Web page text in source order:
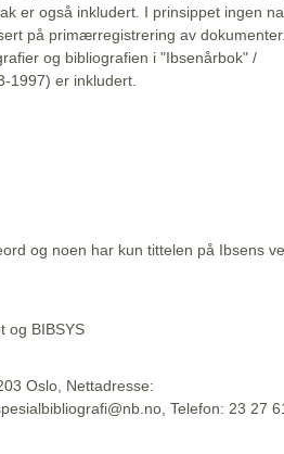
er også inkludert. I prinsippet ingen
på primærregistrering av dokumenter.
og bibliografien i "Ibsenårbok" /
1997) er inkludert.
og noen har kun tittelen på Ibsens
og BIBSYS
Oslo, Nettadresse:
Telefon: 23 27